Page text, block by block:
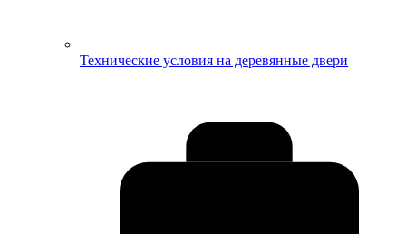
Технические условия на деревянные двери